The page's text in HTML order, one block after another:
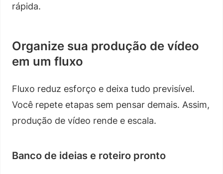
rápida.
Organize sua produção de vídeo
em um fluxo
Fluxo reduz esforço e deixa tudo previsível.
Você repete etapas sem pensar demais. Assim,
produção de vídeo rende e escala.
Banco de ideias e roteiro pronto